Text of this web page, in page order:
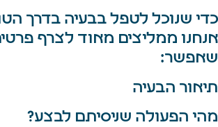
כדי שנוכל לטפל בבעיה בדרך
אנחנו ממליצים מאוד לצרף
שאפשר:
תיאור הבעיה
מהי הפעולה שניסיתם לבצע?